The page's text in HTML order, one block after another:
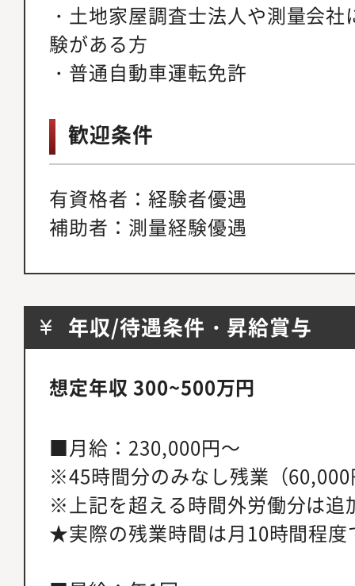
・土地家屋調査士法人や測量会
験がある方
・普通自動車運転免許
歓迎条件
有資格者：経験者優遇
補助者：測量経験優遇
年収/待遇条件・昇給賞与
想定年収 300~500万円
■月給：230,000円～
※45時間分のみなし残業（
※上記を超える時間外労働分は追
★実際の残業時間は月10時間程度